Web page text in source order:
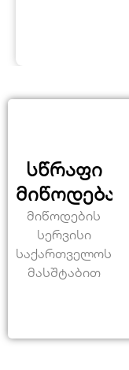
სწრაფი
მიწოდება
მიწოდების
სერვისი
საქართველოს
მასშტაბით